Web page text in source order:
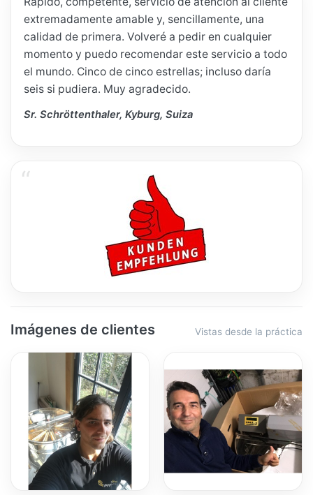
extremadamente amable y, sencillamente, una
calidad de primera. Volveré a pedir en cualquier
momento y puedo recomendar este servicio a todo
el mundo. Cinco de cinco estrellas; incluso daría
seis si pudiera. Muy agradecido.
Sr. Schröttenthaler, Kyburg, Suiza
Imágenes de clientes Vistas desde la práctica